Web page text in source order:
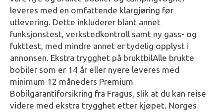
leveres med en omfattende klargjøring før
utlevering. Dette inkluderer blant annet
funksjonstest, verkstedkontroll samt ny gass- og
fukttest, med mindre annet er tydelig opplyst i
annonsen. Ekstra trygghet på bruktbilAlle brukte
bobiler som er 14 år eller nyere leveres med
minimum 12 måneders Premium
Bobilgarantiforsikring fra Fragus, slik at du kan reise
videre med ekstra trygghet etter kjøpet. Norges